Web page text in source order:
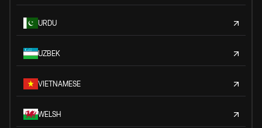
URDU
UZBEK
VIETNAMESE
WELSH